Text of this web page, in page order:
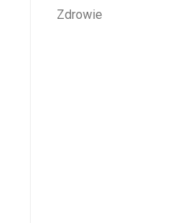
Zdrowie